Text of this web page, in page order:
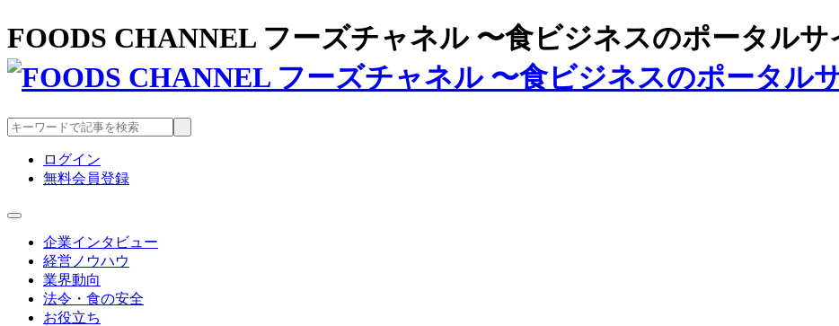
FOODS CHANNEL フーズチャネル 〜食ビジネスのポータルサ
ログイン
無料会員登録
企業インタビュー
経営ノウハウ
業界動向
法令・食の安全
お役立ち